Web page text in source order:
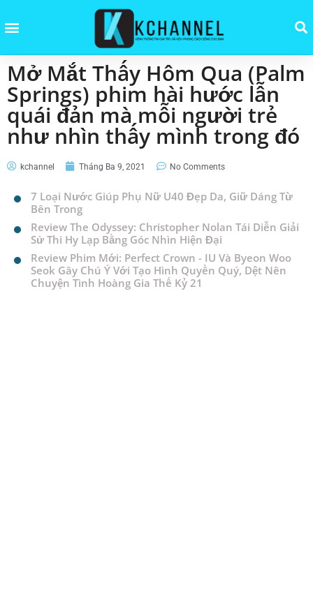
Mở Mắt Thấy Hôm Qua (Palm
Springs) phim hài hước lẫn
quái đản mà mỗi người trẻ
như nhìn thấy mình trong đó
kchannel Tháng Ba 9, 2021 No Comments
7 Loại Nước Giúp Phụ Nữ U40 Đẹp Da, Giữ Dáng Từ
Bên Trong
Review The Odyssey: Christopher Nolan Tái Diễn Giải
Sử Thi Hy Lạp Bằng Góc Nhìn Hiện Đại
Review Phim Mới: Perfect Crown - IU Và Byeon Woo
Seok Gây Chú Ý Với Tạo Hình Quyền Quý, Dệt Nên
Chuyện Tình Hoàng Gia Thế Kỷ 21